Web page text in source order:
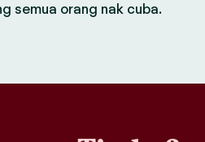
semua orang nak cuba.